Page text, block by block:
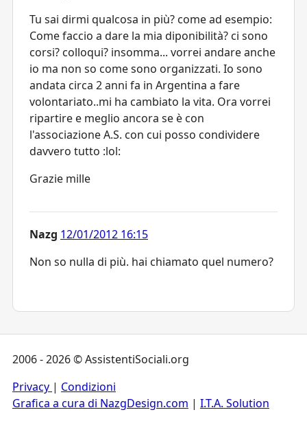
Tu sai dirmi qualcosa in più? come ad esempio:
Come faccio a dare la mia diponibilità? ci sono
corsi? colloqui? insomma... vorrei andare anche
io ma non so come sono organizzati. Io sono
andata circa 2 anni fa in Argentina a fare
volontariato..mi ha cambiato la vita. Ora vorrei
ripartire e meglio ancora se è con
l'associazione A.S. con cui posso condividere
davvero tutto :lol:
Grazie mille
Nazg 12/01/2012 16:15
Non so nulla di più. hai chiamato quel numero?
2006 - 2026 © AssistentiSociali.org
Privacy | Condizioni
Grafica a cura di NazgDesign.com | I.T.A. Solution